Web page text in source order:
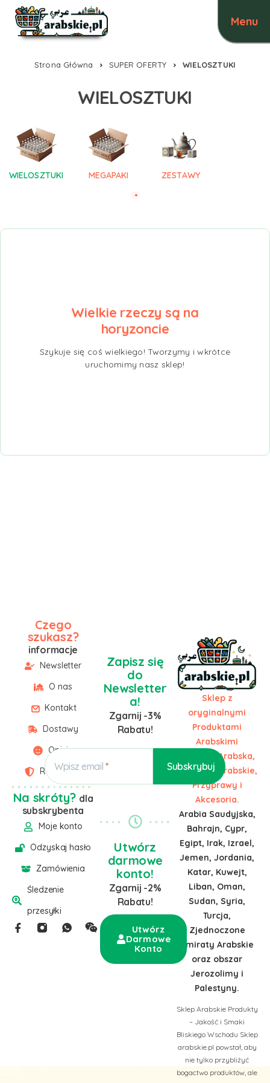
Strona Główna SUPER OFERTY WIELOSZTUKI
WIELOSZTUKI
WIELOSZTUKI MEGAPAKI ZESTAWY
Wielkie rzeczy są na
horyzoncie
Szykuje się coś wielkiego! Tworzymy i wkrótce
uruchomimy nasz sklep!
Czego
szukasz?
informacje
Newsletter
O nas
Kontakt
Dostawy
Opinie
Regulamin
Na skróty? dla
subskrybenta
Moje konto
Odzyskaj hasło
Zamówienia
Śledzenie
przesyłki
Sklep z
oryginalnymi
Produktami
Arabskimi
Żywność Arabska,
Słodycze Arabskie,
Przyprawy i
Akcesoria.
Arabia Saudyjska,
Bahrajn, Cypr,
Egipt, Irak, Izrael,
Jemen, Jordania,
Katar, Kuwejt,
Liban, Oman,
Sudan, Syria,
Turcja,
Zjednoczone
Emiraty Arabskie
oraz obszar
Jerozolimy i
Palestyny.
Sklep Arabskie Produkty
– Jakość i Smaki
Bliskiego Wschodu Sklep
arabskie.pl powstał, aby
nie tylko przybliżyć
bogactwo produktów, ale
Zapisz się
do
Newsletter
a!
Zgarnij -3%
Rabatu!
Wpisz email
Utwórz
darmowe
konto!
Zgarnij -2%
Rabatu!
Utwórz
Darmowe
Konto